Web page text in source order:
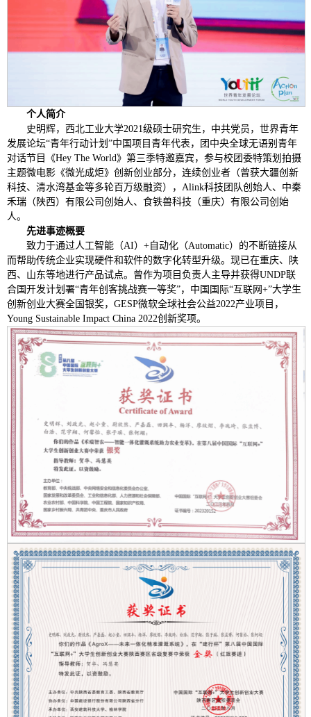
个人简介
史明辉，西北工业大学2021级硕士研究生，中共党员，世界青年
发展论坛“青年行动计划”中国项目青年代表，团中央全球无语别青年
对话节目《Hey The World》第三季特邀嘉宾，参与校团委特策划拍摄
主题微电影《微光成炬》创新创业部分，连续创业者（曾获大疆创新
科技、清水湾基金等多轮百万级融资），Alink科技团队创始人、中秦
禾瑞（陕西）有限公司创始人、食铁兽科技（重庆）有限公司创始
人。
先进事迹概要
致力于通过人工智能（AI）+自动化（Automatic）的不断链接从
而帮助传统企业实现硬件和软件的数字化转型升级。现已在重庆、陕
西、山东等地进行产品试点。曾作为项目负责人主导并获得UNDP联
合国开发计划署“青年创客挑战赛一等奖”，中国国际“互联网+”大学生
创新创业大赛全国银奖，GESP微软全球社会公益2022产业项目，
Young Sustainable Impact China 2022创新奖项。